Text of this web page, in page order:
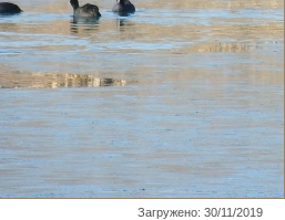
Загружено: 30/11/2019